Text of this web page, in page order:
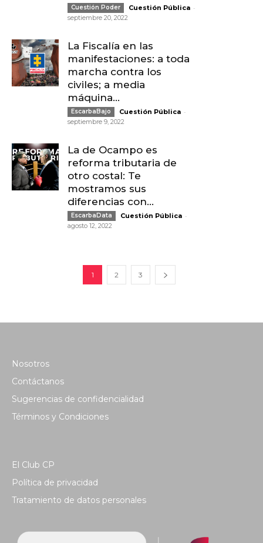
Cuestión Poder Cuestión Pública -
septiembre 20, 2022
La Fiscalía en las
manifestaciones: a toda
marcha contra los
civiles; a media
máquina...
EscarbaBajo Cuestión Pública -
septiembre 9, 2022
La de Ocampo es
reforma tributaria de
otro costal: Te
mostramos sus
diferencias con...
EscarbaData Cuestión Pública -
agosto 12, 2022
1 2 3
Nosotros
Contáctanos
Sugerencias de confidencialidad
Términos y Condiciones
El Club CP
Política de privacidad
Tratamiento de datos personales